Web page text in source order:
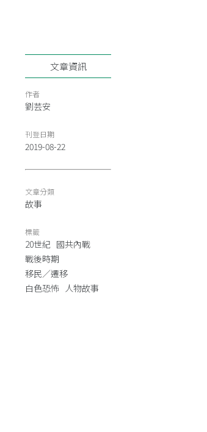
文章資訊
作者
劉芸安
刊登日期
2019-08-22
文章分類
故事
標籤
20世紀 國共內戰
戰後時期
移民／遷移
白色恐怖 人物故事